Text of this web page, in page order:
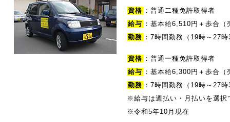
資格 ：普通二種免許取得者
給与 ：基本給6,510円＋歩合（
勤務 ：7時間勤務（19時～27
資格 ：普通一種免許取得者
給与 ：基本給6,300円＋歩合（
勤務 ：7時間勤務（19時～27
※給与は週払い・月払いを選択
※令和5年10月現在